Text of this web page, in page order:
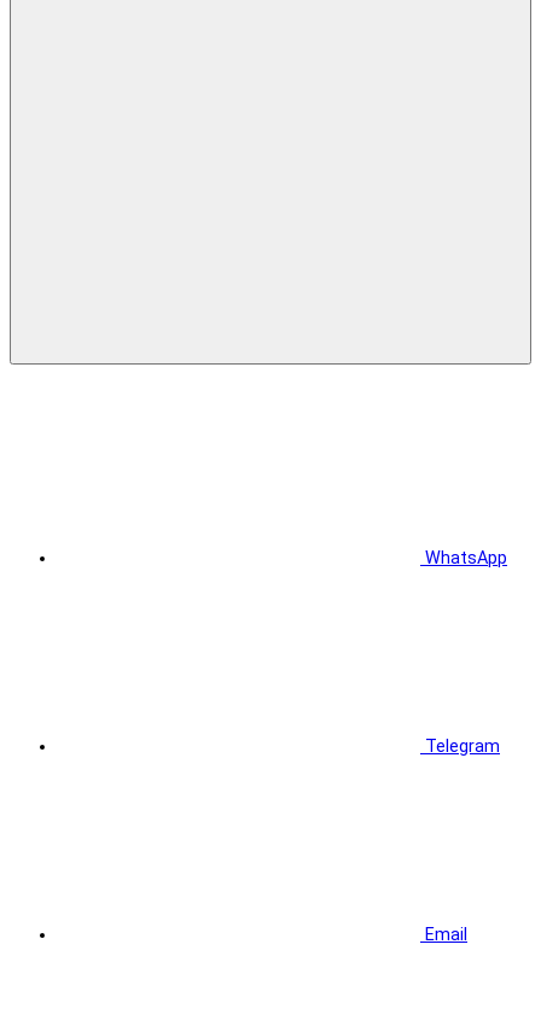
WhatsApp
Telegram
Email